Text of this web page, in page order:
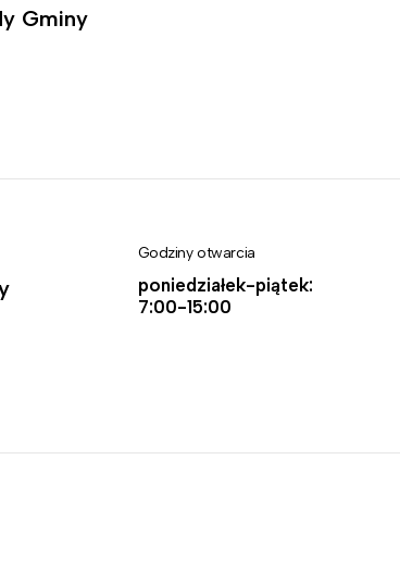
Gminy
Godziny otwarcia
poniedziałek-piątek:
7:00-15:00